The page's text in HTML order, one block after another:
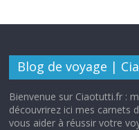
Blog de voyage |
Bienvenue sur Ciaotutti.fr :
découvrirez ici mes carnets
vous aider à réussir votre